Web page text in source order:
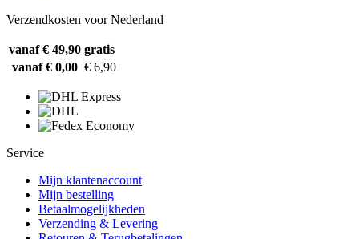
Verzendkosten voor Nederland
vanaf € 49,90 gratis
vanaf € 0,00 € 6,90
Service
Mijn klantenaccount
Mijn bestelling
Betaalmogelijkheden
Verzending & Levering